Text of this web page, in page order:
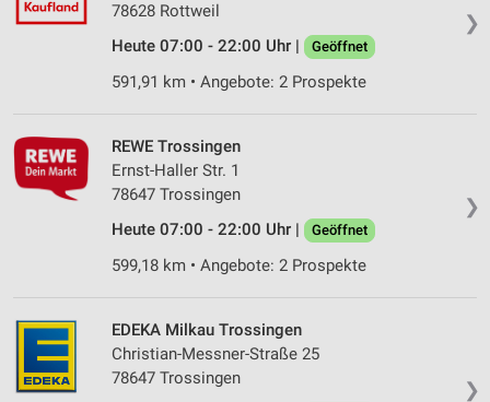
❯
78628 Rottweil
Heute 07:00 - 22:00 Uhr |
Geöffnet
591,91 km • Angebote: 2 Prospekte
❯
REWE Trossingen
Ernst-Haller Str. 1
78647 Trossingen
Heute 07:00 - 22:00 Uhr |
Geöffnet
599,18 km • Angebote: 2 Prospekte
❯
EDEKA Milkau Trossingen
Christian-Messner-Straße 25
78647 Trossingen